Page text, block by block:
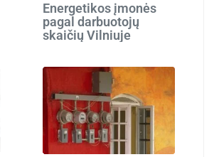
Energetikos įmonės
pagal darbuotojų
skaičių Vilniuje